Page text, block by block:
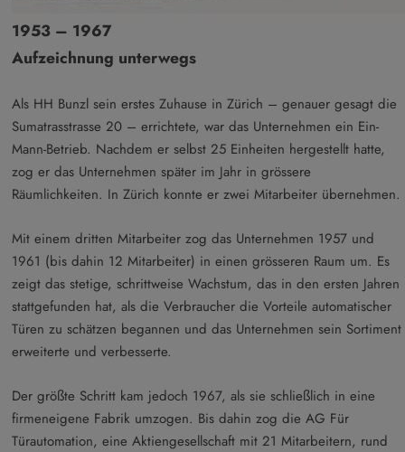
1953 – 1967
Aufzeichnung unterwegs
Als HH Bunzl sein erstes Zuhause in Zürich – genauer gesagt die
Sumatrasstrasse 20 – errichtete, war das Unternehmen ein Ein-
Mann-Betrieb. Nachdem er selbst 25 Einheiten hergestellt hatte,
zog er das Unternehmen später im Jahr in grössere
Räumlichkeiten. In Zürich konnte er zwei Mitarbeiter übernehmen.
Mit einem dritten Mitarbeiter zog das Unternehmen 1957 und
1961 (bis dahin 12 Mitarbeiter) in einen grösseren Raum um. Es
zeigt das stetige, schrittweise Wachstum, das in den ersten Jahren
stattgefunden hat, als die Verbraucher die Vorteile automatischer
Türen zu schätzen begannen und das Unternehmen sein Sortiment
erweiterte und verbesserte.
Der größte Schritt kam jedoch 1967, als sie schließlich in eine
firmeneigene Fabrik umzogen. Bis dahin zog die AG Für
Türautomation, eine Aktiengesellschaft mit 21 Mitarbeitern, rund